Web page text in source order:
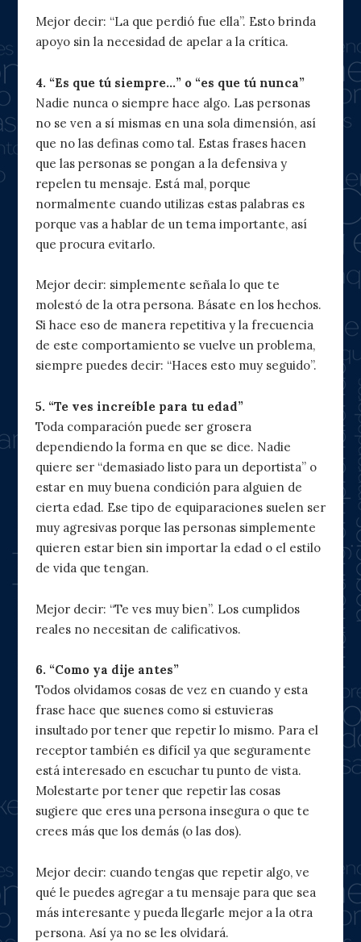
Mejor decir: “La que perdió fue ella”. Esto brinda
apoyo sin la necesidad de apelar a la crítica.
4. “Es que tú siempre…” o “es que tú nunca”
Nadie nunca o siempre hace algo. Las personas
no se ven a sí mismas en una sola dimensión, así
que no las definas como tal. Estas frases hacen
que las personas se pongan a la defensiva y
repelen tu mensaje. Está mal, porque
normalmente cuando utilizas estas palabras es
porque vas a hablar de un tema importante, así
que procura evitarlo.
Mejor decir: simplemente señala lo que te
molestó de la otra persona. Básate en los hechos.
Si hace eso de manera repetitiva y la frecuencia
de este comportamiento se vuelve un problema,
siempre puedes decir: “Haces esto muy seguido”.
5. “Te ves increíble para tu edad”
Toda comparación puede ser grosera
dependiendo la forma en que se dice. Nadie
quiere ser “demasiado listo para un deportista” o
estar en muy buena condición para alguien de
cierta edad. Ese tipo de equiparaciones suelen ser
muy agresivas porque las personas simplemente
quieren estar bien sin importar la edad o el estilo
de vida que tengan.
Mejor decir: “Te ves muy bien”. Los cumplidos
reales no necesitan de calificativos.
6. “Como ya dije antes”
Todos olvidamos cosas de vez en cuando y esta
frase hace que suenes como si estuvieras
insultado por tener que repetir lo mismo. Para el
receptor también es difícil ya que seguramente
está interesado en escuchar tu punto de vista.
Molestarte por tener que repetir las cosas
sugiere que eres una persona insegura o que te
crees más que los demás (o las dos).
Mejor decir: cuando tengas que repetir algo, ve
qué le puedes agregar a tu mensaje para que sea
más interesante y pueda llegarle mejor a la otra
persona. Así ya no se les olvidará.